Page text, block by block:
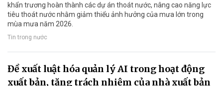
khẩn trương hoàn thành các dự án thoát nước, nâng cao năng lực
tiêu thoát nước nhằm giảm thiểu ảnh hưởng của mưa lớn trong
mùa mưa năm 2026.
Tin trong nước
Đề xuất luật hóa quản lý AI trong hoạt động
xuất bản, tăng trách nhiệm của nhà xuất bản